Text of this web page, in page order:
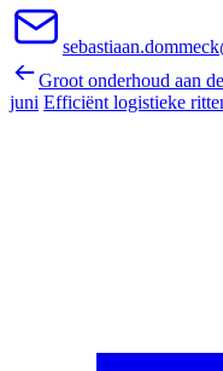
Groot onderhoud aan
juni Efficiënt logistieke